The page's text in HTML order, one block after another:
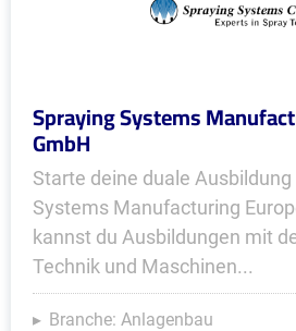
Spraying Systems
GmbH
Starte deine duale Ausbildung
Systems Manufacturing
kannst du Ausbildungen mit
Technik und Maschinen...
Branche: Anlagenbau